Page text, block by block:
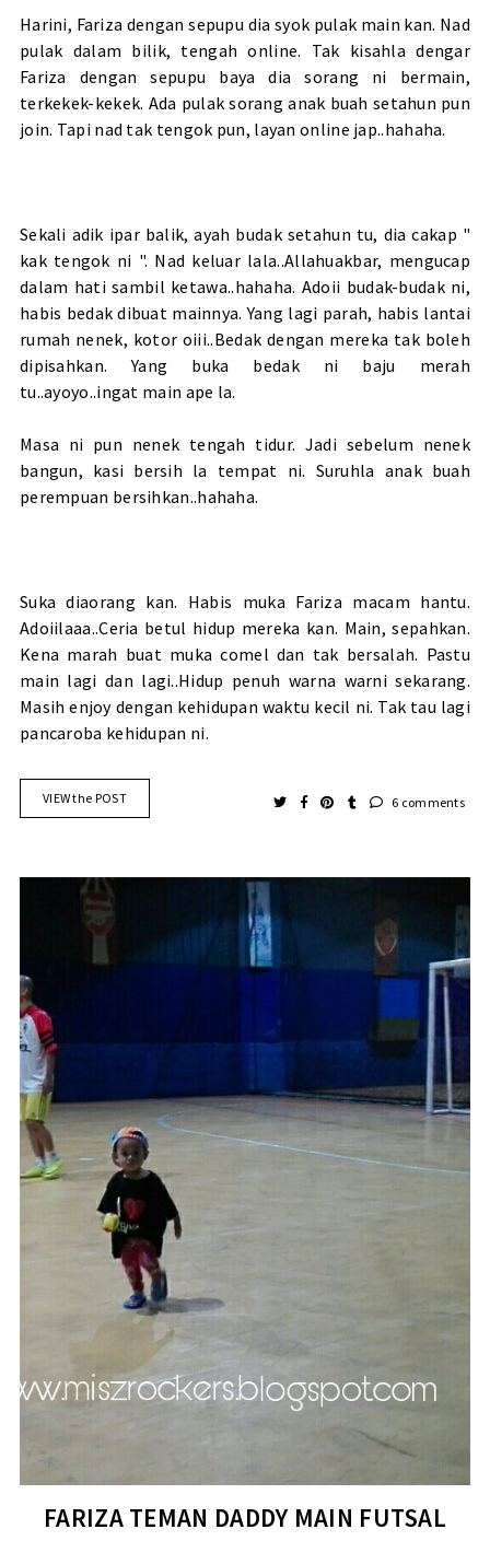
Harini, Fariza dengan sepupu dia syok pulak main kan. Nad
pulak dalam bilik, tengah online. Tak kisahla dengar
Fariza dengan sepupu baya dia sorang ni bermain,
terkekek-kekek. Ada pulak sorang anak buah setahun pun
join. Tapi nad tak tengok pun, layan online jap..hahaha.
Sekali adik ipar balik, ayah budak setahun tu, dia cakap "
kak tengok ni ". Nad keluar lala..Allahuakbar, mengucap
dalam hati sambil ketawa..hahaha. Adoii budak-budak ni,
habis bedak dibuat mainnya. Yang lagi parah, habis lantai
rumah nenek, kotor oiii..Bedak dengan mereka tak boleh
dipisahkan. Yang buka bedak ni baju merah
tu..ayoyo..ingat main ape la.
Masa ni pun nenek tengah tidur. Jadi sebelum nenek
bangun, kasi bersih la tempat ni. Suruhla anak buah
perempuan bersihkan..hahaha.
Suka diaorang kan. Habis muka Fariza macam hantu.
Adoiilaaa..Ceria betul hidup mereka kan. Main, sepahkan.
Kena marah buat muka comel dan tak bersalah. Pastu
main lagi dan lagi..Hidup penuh warna warni sekarang.
Masih enjoy dengan kehidupan waktu kecil ni. Tak tau lagi
pancaroba kehidupan ni.
VIEW the POST 6 comments
FARIZA TEMAN DADDY MAIN FUTSAL